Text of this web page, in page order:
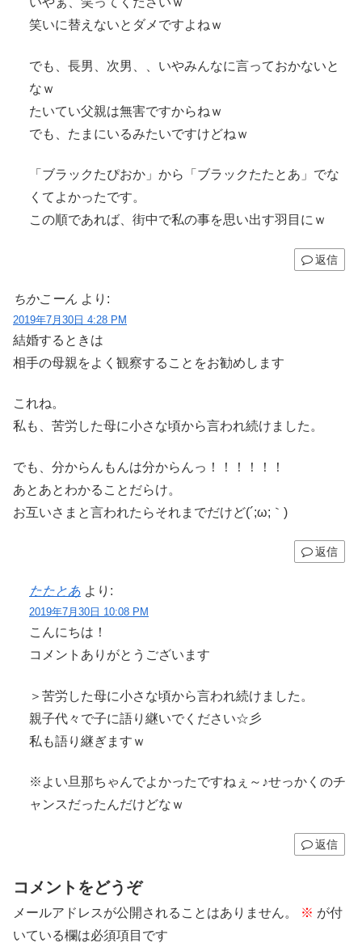
笑いに替えないとダメですよねｗ
でも、長男、次男、、いやみんなに言っておかないと
なｗ
たいてい父親は無害ですからねｗ
でも、たまにいるみたいですけどねｗ
「ブラックたぴおか」から「ブラックたたとあ」でな
くてよかったです。
この順であれば、街中で私の事を思い出す羽目にｗ
返信
ちかこーん より:
2019年7月30日 4:28 PM
結婚するときは
相手の母親をよく観察することをお勧めします
これね。
私も、苦労した母に小さな頃から言われ続けました。
でも、分からんもんは分からんっ！！！！！！
あとあとわかることだらけ。
お互いさまと言われたらそれまでだけど(´;ω;｀)
返信
たたとあ より:
2019年7月30日 10:08 PM
こんにちは！
コメントありがとうございます
＞苦労した母に小さな頃から言われ続けました。
親子代々で子に語り継いでください☆彡
私も語り継ぎますｗ
※よい旦那ちゃんでよかったですねぇ～♪せっかくのチ
ャンスだったんだけどなｗ
返信
コメントをどうぞ
メールアドレスが公開されることはありません。 ※ が付
いている欄は必須項目です